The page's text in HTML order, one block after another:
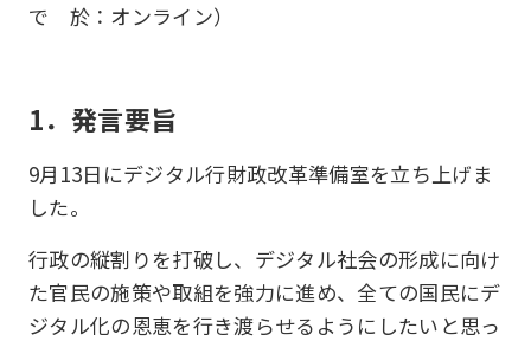
で 於：オンライン）
1．発言要旨
9月13日にデジタル行財政改革準備室を立ち上げま
した。
行政の縦割りを打破し、デジタル社会の形成に向け
た官民の施策や取組を強力に進め、全ての国民にデ
ジタル化の恩恵を行き渡らせるようにしたいと思っ